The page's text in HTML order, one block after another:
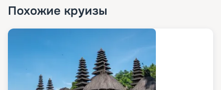
Похожие круизы